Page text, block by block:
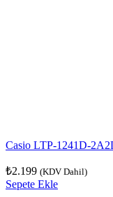
Casio LTP-1241D-
₺2.199 (KDV Dahil)
Sepete Ekle